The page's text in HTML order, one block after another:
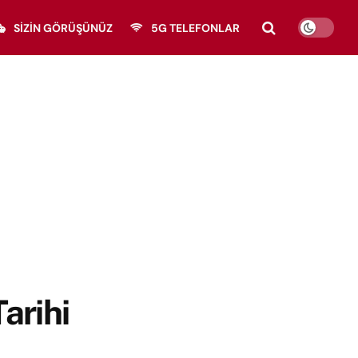
SIZIN GÖRÜŞÜNÜZ 5G TELEFONLAR